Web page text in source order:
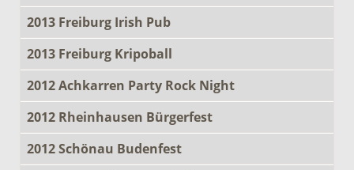
2013 Freiburg Irish Pub
2013 Freiburg Kripoball
2012 Achkarren Party Rock Night
2012 Rheinhausen Bürgerfest
2012 Schönau Budenfest